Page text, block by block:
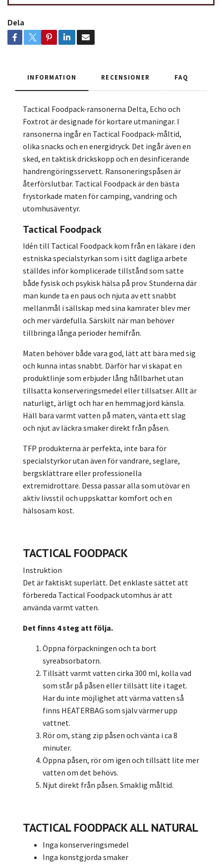
Dela
INFORMATION RECENSIONER FAQ
Tactical Foodpack-ransonerna Delta, Echo och
Foxtrot är designade för kortare utmaningar. I
ransonerna ingår en Tactical Foodpack-måltid,
olika snacks och en energidryck. Det ingår även en
sked, en taktisk drickskopp och en desinficerande
handrengöringsservett. Ransoneringspåsen är
återförslutbar. Tactical Foodpack är den bästa
frystorkade maten för camping, vandring och
utomhusäventyr.
Tactical Foodpack
Idén till Tactical Foodpack kom från en läkare i den
estniska specialstyrkan som i sitt dagliga arbete
ställdes inför komplicerade tillstånd som satte
både fysisk och psykisk hälsa på prov. Stunderna där
man kunde ta en paus och njuta av ett snabbt
mellanmål i sällskap med sina kamrater blev mer
och mer värdefulla. Särskilt när man behöver
tillbringa långa perioder hemifrån.
Maten behöver både vara god, lätt att bära med sig
och kunna intas snabbt. Därför har vi skapat en
produktlinje som erbjuder lång hållbarhet utan
tillsatta konserveringsmedel eller tillsatser. Allt är
naturligt, ärligt och har en hemmagjord känsla.
Häll bara varmt vatten på maten, vänta ett slag
och njut av läckra smaker direkt från påsen.
TFP produkterna är perfekta, inte bara för
specialstyrkor utan även för vandrare, seglare,
bergsklättrare eller professionella
extremidrottare. Dessa passar alla som utövar en
aktiv livsstil och uppskattar komfort och en
hälsosam kost.
TACTICAL FOODPACK
Instruktion
Det är faktiskt superlätt. Det enklaste sättet att
förbereda Tactical Foodpack utomhus är att
använda varmt vatten.
Det finns 4 steg att följa.
Öppna förpackningen och ta bort
syreabsorbatorn.
Tillsätt varmt vatten cirka 300 ml, kolla vad
som står på påsen eller tillsätt lite i taget.
Har du inte möjlighet att värma vatten så
finns HEATERBAG som själv värmer upp
vattnet.
Rör om, stäng zip påsen och vänta i ca 8
minuter.
Öppna påsen, rör om igen och tillsätt lite mer
vatten om det behövs.
Njut direkt från påsen. Smaklig måltid.
TACTICAL FOODPACK ALL NATURAL
Inga konserveringsmedel
Inga konstgjorda smaker